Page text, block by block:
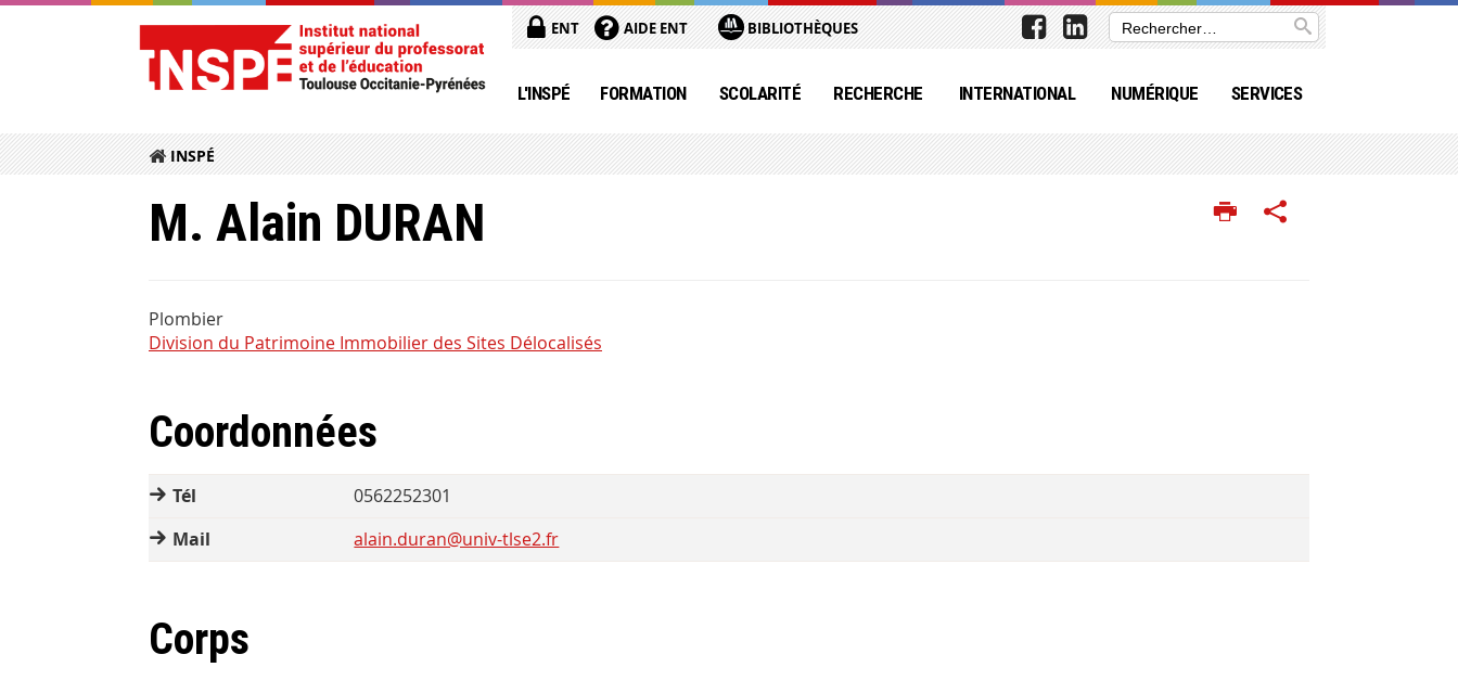
ENT AIDE ENT BIBLIOTHÈQUES
L'INSPÉ FORMATION SCOLARITÉ RECHERCHE INTERNATIONAL NUMÉRIQUE SERVICES
INSPÉ
M. Alain DURAN
Plombier
Division du Patrimoine Immobilier des Sites Délocalisés
Coordonnées
Tél
0562252301
Mail
alain.duran@univ-tlse2.fr
Corps